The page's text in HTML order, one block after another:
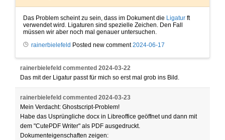
Das Problem scheint zu sein, dass im Dokument die Ligatur ft
verwendet wird. Ligaturen sind spezielle Zeichen. Den Fall
müssen wir aber noch mal genauer untersuchen.
rainerbielefeld Posted new comment2024-06-17
rainerbielefeld commented 2024-03-22
Das mit der Ligatur passt für mich so erst mal grob ins Bild.
rainerbielefeld commented 2024-03-23
Mein Verdacht: Ghostscript-Problem!
Habe das Usprüngliche docx in Libreoffice geöffnet und dann mit
dem "CutePDF Writer" als PDF ausgedruckt.
Dokumenteigenschaften zeigen: